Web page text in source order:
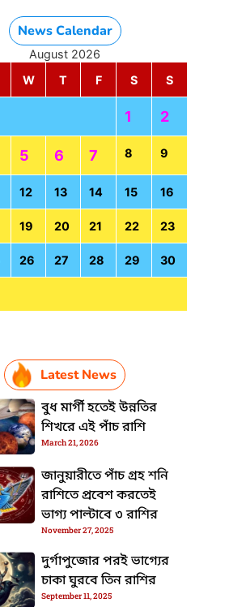
News Calendar
August 2026
W T F S S
1 2
5 6 7 8 9
12 13 14 15 16
19 20 21 22 23
26 27 28 29 30
Latest News
বুধ মার্গী হতেই উন্নতির
শিখরে এই পাঁচ রাশি
March 21, 2026
জানুয়ারীতে পাঁচ গ্রহ শনি
রাশিতে প্রবেশ করতেই
ভাগ্য পাল্টাবে ৩ রাশির
November 27, 2025
দুর্গাপুজোর পরই ভাগ্যের
চাকা ঘুরবে তিন রাশির
September 11, 2025